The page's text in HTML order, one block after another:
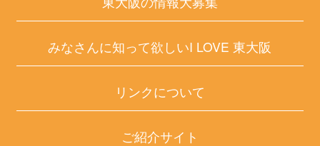
みなさんに知って欲しいI LOVE 東大阪
リンクについて
ご紹介サイト